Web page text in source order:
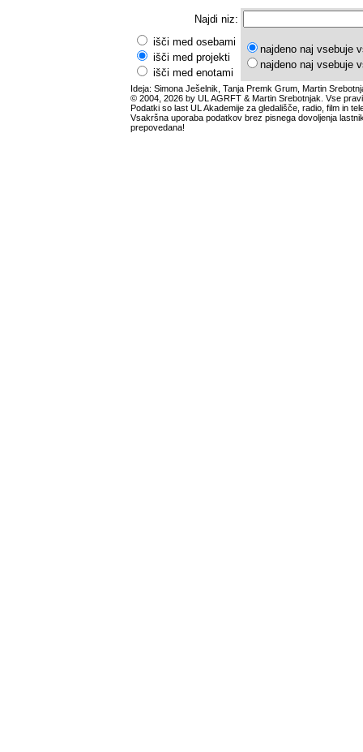
Najdi niz:
išči med osebami
išči med projekti
išči med enotami
najdeno naj vsebuje
najdeno naj vsebuje
Ideja: Simona Ješelnik, Tanja Premk Grum, Martin
© 2004, 2026 by UL AGRFT & Martin Srebotnjak. Vse
Podatki so last UL Akademije za gledališče, radio, film in
Vsakršna uporaba podatkov brez pisnega dovoljenja
prepovedana!